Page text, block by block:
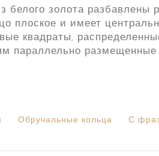
белого золота разбавлены
плоское и имеет
квадраты,
параллельно размещенные
Обручальные кольца С